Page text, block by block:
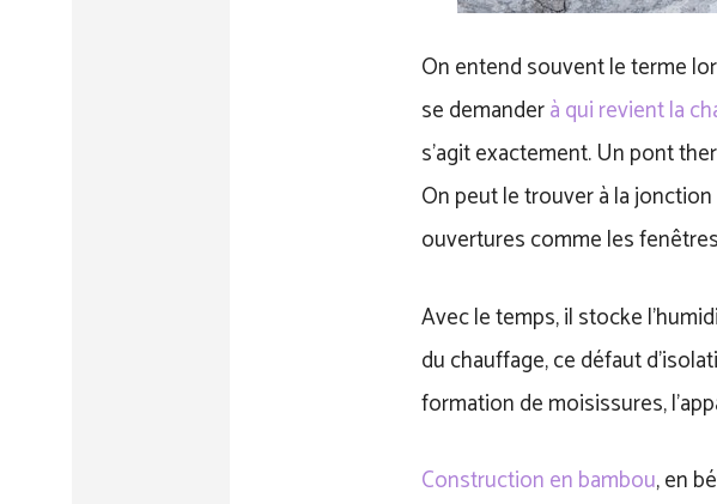
On entend souvent le terme
se demanderà qui revient la
s’agit exactement. Un pont
On peut le trouver à la
ouvertures comme les
Avec le temps, il stocke
du chauffage, ce défaut
formation de moisissures,
Construction en bambou, en